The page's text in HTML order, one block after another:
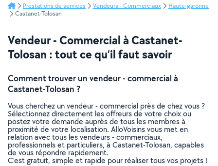
Prestations de services Vendeurs - Commerciaux
Haute-garonne
Castanet-Tolosan
Vendeur - Commercial à Castanet-
Tolosan : tout ce qu’il faut savoir
Comment trouver un vendeur - commercial à
Castanet-Tolosan ?
Vous cherchez un vendeur - commercial près de chez vous ?
Sélectionnez directement les offreurs de votre choix ou
postez votre demande auprès de tous les membres à
proximité de votre localisation. AlloVoisins vous met en
relation avec tous les vendeurs - commerciaux,
professionnels et particuliers, à Castanet-Tolosan, capables
de vous répondre rapidement.
C’est gratuit, simple et rapide pour réaliser tous vos projets !